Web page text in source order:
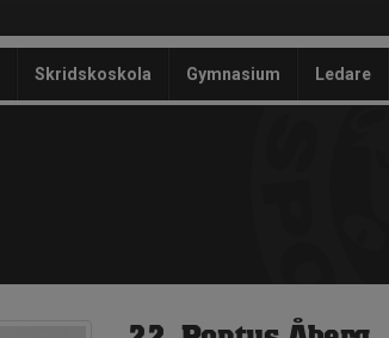
Skridskoskola Gymnasium Ledare